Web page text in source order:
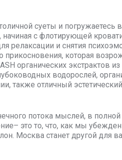
суеты и погружаетесь
с флотирующей
релаксации и снятия
прикосновения, которая
органических экстрактов из
водорослей,
также отличный эстетический
потока мыслей, в
это то, что, как мы
Москва станет другой для